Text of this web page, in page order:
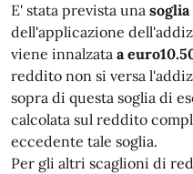
E' stata prevista una
dell'applicazione
viene innalzata a
reddito non si versa
sopra di questa soglia di
calcolata sul reddito
eccedente tale soglia.
Per gli altri scaglioni di